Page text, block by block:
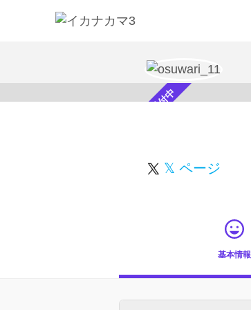
スカウト受付中
𝕏 ページ
基本情報